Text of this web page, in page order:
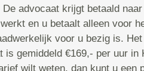
advocaat krijgt betaald
en u betaalt alleen voor
voor u bezig is.
is gemiddeld €169,- per uur in
wilt weten, dan kunt u een